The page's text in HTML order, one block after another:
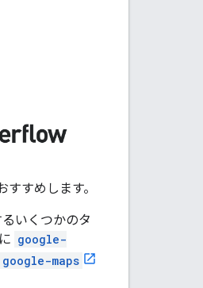
すめします。
いくつかのタ
google-
google-maps